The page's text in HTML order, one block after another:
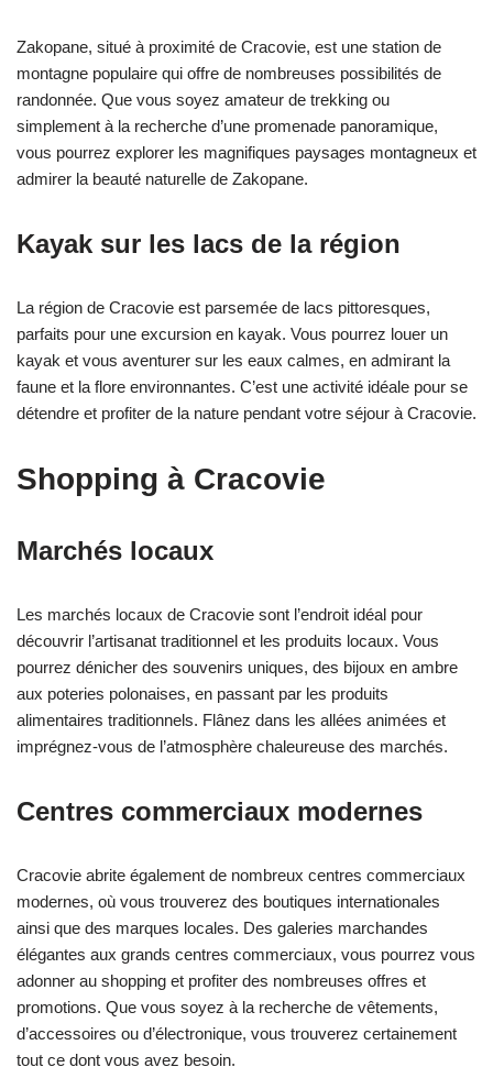
Zakopane, situé à proximité de Cracovie, est une station de
montagne populaire qui offre de nombreuses possibilités de
randonnée. Que vous soyez amateur de trekking ou
simplement à la recherche d’une promenade panoramique,
vous pourrez explorer les magnifiques paysages montagneux et
admirer la beauté naturelle de Zakopane.
Kayak sur les lacs de la région
La région de Cracovie est parsemée de lacs pittoresques,
parfaits pour une excursion en kayak. Vous pourrez louer un
kayak et vous aventurer sur les eaux calmes, en admirant la
faune et la flore environnantes. C’est une activité idéale pour se
détendre et profiter de la nature pendant votre séjour à Cracovie.
Shopping à Cracovie
Marchés locaux
Les marchés locaux de Cracovie sont l’endroit idéal pour
découvrir l’artisanat traditionnel et les produits locaux. Vous
pourrez dénicher des souvenirs uniques, des bijoux en ambre
aux poteries polonaises, en passant par les produits
alimentaires traditionnels. Flânez dans les allées animées et
imprégnez-vous de l’atmosphère chaleureuse des marchés.
Centres commerciaux modernes
Cracovie abrite également de nombreux centres commerciaux
modernes, où vous trouverez des boutiques internationales
ainsi que des marques locales. Des galeries marchandes
élégantes aux grands centres commerciaux, vous pourrez vous
adonner au shopping et profiter des nombreuses offres et
promotions. Que vous soyez à la recherche de vêtements,
d’accessoires ou d’électronique, vous trouverez certainement
tout ce dont vous avez besoin.